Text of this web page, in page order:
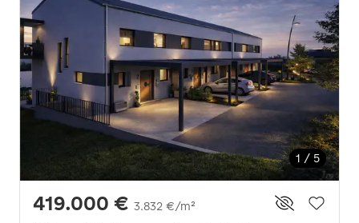
1 / 5
419.000 € 3.832 €/m²